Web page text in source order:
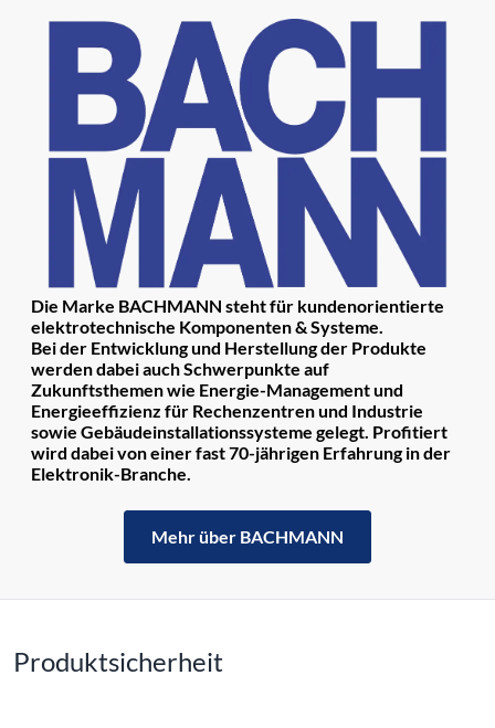
Die Marke BACHMANN steht für kundenorientierte
elektrotechnische Komponenten & Systeme.
Bei der Entwicklung und Herstellung der Produkte
werden dabei auch Schwerpunkte auf
Zukunftsthemen wie Energie-Management und
Energieeffizienz für Rechenzentren und Industrie
sowie Gebäudeinstallationssysteme gelegt. Profitiert
wird dabei von einer fast 70-jährigen Erfahrung in der
Elektronik-Branche.
Mehr über BACHMANN
Produktsicherheit